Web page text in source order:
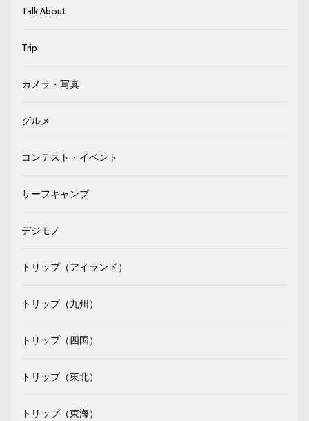
Talk About
Trip
カメラ・写真
グルメ
コンテスト・イベント
サーフキャンプ
デジモノ
トリップ（アイランド）
トリップ（九州）
トリップ（四国）
トリップ（東北）
トリップ（東海）